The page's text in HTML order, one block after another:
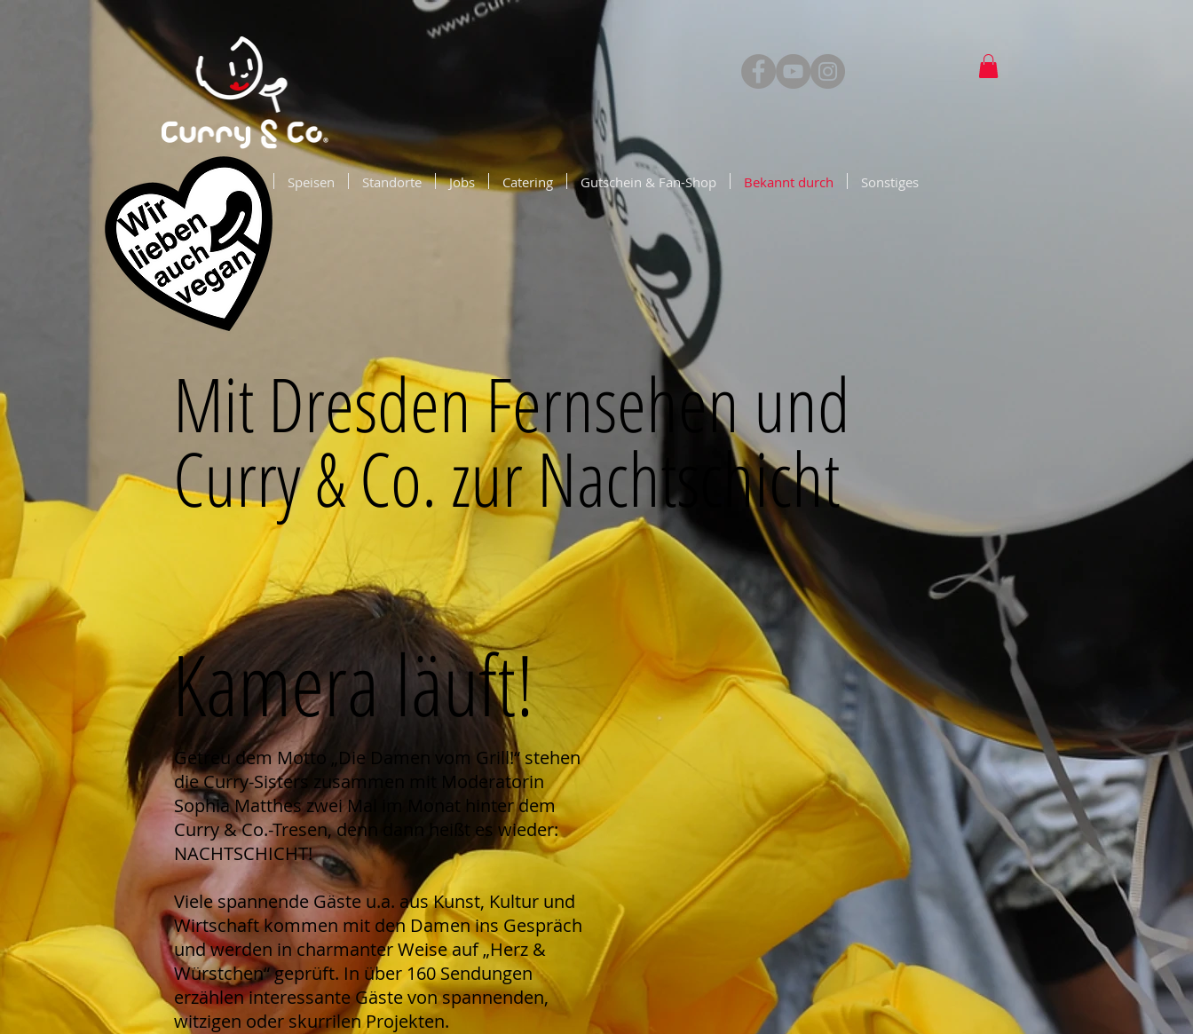
Speisen Standorte Jobs Catering Gutschein & Fan-Shop Bekannt durch Sonstiges
Mit Dresden Fernsehen und
Curry & Co. zur Nachtschicht
Kamera läuft!
Getreu dem Motto „Die Damen vom Grill!“ stehen
die Curry-Sisters zusammen mit Moderatorin
Sophia Matthes zwei Mal im Monat hinter dem
Curry & Co.-Tresen, denn dann heißt es wieder:
NACHTSCHICHT!
Viele spannende Gäste u.a. aus Kunst, Kultur und
Wirtschaft kommen mit den Damen ins Gespräch
und werden in charmanter Weise auf „Herz &
Würstchen“ geprüft. In über 160 Sendungen
erzählen interessante Gäste von spannenden,
witzigen oder skurrilen Projekten.